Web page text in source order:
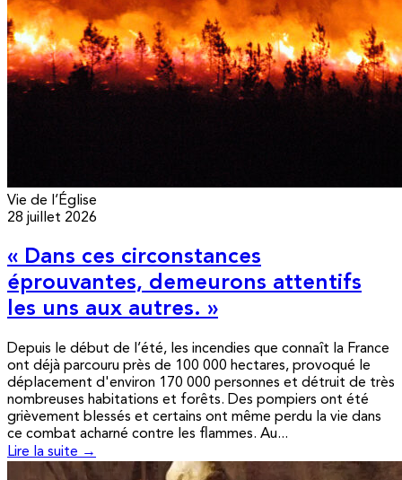
Vie de l’Église
28 juillet 2026
« Dans ces circonstances
éprouvantes, demeurons attentifs
les uns aux autres. »
Depuis le début de l’été, les incendies que connaît la France
ont déjà parcouru près de 100 000 hectares, provoqué le
déplacement d'environ 170 000 personnes et détruit de très
nombreuses habitations et forêts. Des pompiers ont été
grièvement blessés et certains ont même perdu la vie dans
ce combat acharné contre les flammes. Au...
Lire la suite →